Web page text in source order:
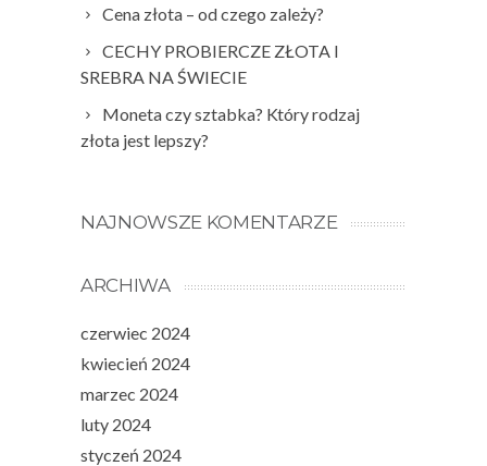
Cena złota – od czego zależy?
CECHY PROBIERCZE ZŁOTA I
SREBRA NA ŚWIECIE
Moneta czy sztabka? Który rodzaj
złota jest lepszy?
NAJNOWSZE KOMENTARZE
ARCHIWA
czerwiec 2024
kwiecień 2024
marzec 2024
luty 2024
styczeń 2024